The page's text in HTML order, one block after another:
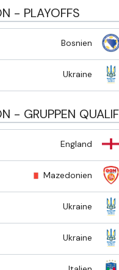
- PLAYOFFS
Bosnien
Ukraine
- GRUPPEN
England
Mazedonien
Ukraine
Ukraine